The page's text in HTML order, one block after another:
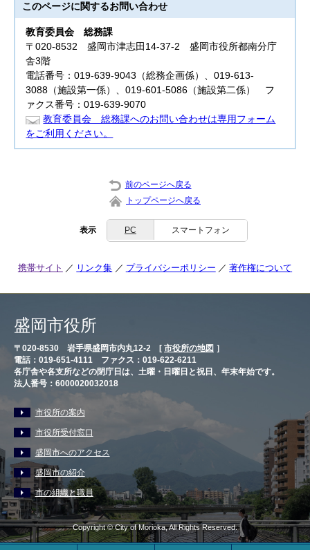
このページに関するお問い合わせ
教育委員会総務課
〒020-8532 盛岡市津志田14-37-2 盛岡市役所都南分庁
舎3階
電話番号：019-639-9043（総務企画係）、019-613-
3088（施設第一係）、019-601-5086（施設第二係） フ
ァクス番号：019-639-9070
教育委員会 総務課へのお問い合わせは専用フォーム
をご利用ください。
前のページへ戻る
トップページへ戻る
表示 PC スマートフォン
携帯サイト リンク集 プライバシーポリシー 著作権について
盛岡市役所
〒020-8530 岩手県盛岡市内丸12-2 [ 市役所の地図 ］
電話：019-651-4111 ファクス：019-622-6211
各庁舎や各支所などの閉庁日は、土曜・日曜日と祝日、年末年始です。
法人番号：6000020032018
市役所の案内
市役所受付窓口
盛岡市へのアクセス
盛岡市の紹介
市の組織と職員
Copyright © City of Morioka, All Rights Reserved.